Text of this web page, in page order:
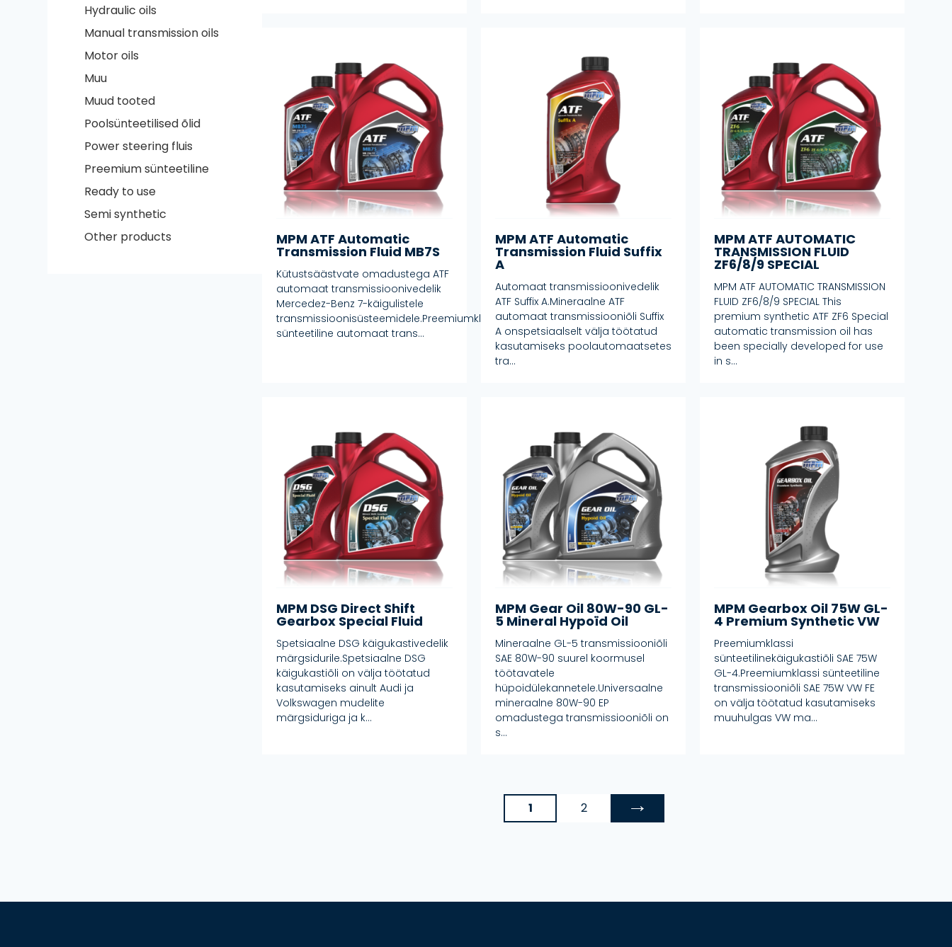
Hydraulic oils
Manual transmission oils
Motor oils
Muu
Muud tooted
Poolsünteetilised õlid
Power steering fluis
Preemium sünteetiline
Ready to use
Semi synthetic
Other products
MPM ATF Automatic
Transmission Fluid MB7S
Kütustsäästvate omadustega ATF
automaat transmissioonivedelik
Mercedez-Benz 7-käigulistele
transmissioonisüsteemidele.Preemiumklassi
sünteetiline automaat trans...
MPM ATF Automatic
Transmission Fluid Suffix
A
Automaat transmissioonivedelik
ATF Suffix A.Mineraalne ATF
automaat transmissiooniõli Suffix
A onspetsiaalselt välja töötatud
kasutamiseks poolautomaatsetes
tra...
MPM ATF AUTOMATIC
TRANSMISSION FLUID
ZF6/8/9 SPECIAL
MPM ATF AUTOMATIC TRANSMISSION
FLUID ZF6/8/9 SPECIAL This
premium synthetic ATF ZF6 Special
automatic transmission oil has
been specially developed for use
in s...
MPM DSG Direct Shift
Gearbox Special Fluid
Spetsiaalne DSG käigukastivedelik
märgsidurile.Spetsiaalne DSG
käigukastiõli on välja töötatud
kasutamiseks ainult Audi ja
Volkswagen mudelite
märgsiduriga ja k...
MPM Gear Oil 80W-90 GL-
5 Mineral Hypoïd Oil
Mineraalne GL-5 transmissiooniõli
SAE 80W-90 suurel koormusel
töötavatele
hüpoidülekannetele.Universaalne
mineraalne 80W-90 EP
omadustega transmissiooniõli on
s...
MPM Gearbox Oil 75W GL-
4 Premium Synthetic VW
Preemiumklassi
sünteetilinekäigukastiõli SAE 75W
GL-4.Preemiumklassi sünteetiline
transmissiooniõli SAE 75W VW FE
on välja töötatud kasutamiseks
muuhulgas VW ma...
1 2 →